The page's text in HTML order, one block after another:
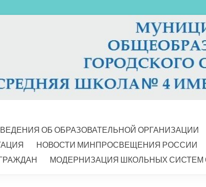
4 ОБ ОБРАЗОВАТЕЛЬНОЙ ОРГАНИЗАЦИИ
НОВОСТИ МИНПРОСВЕЩЕНИЯ РОССИИ
МОДЕРНИЗАЦИЯ ШКОЛЬНЫХ СИСТЕМ